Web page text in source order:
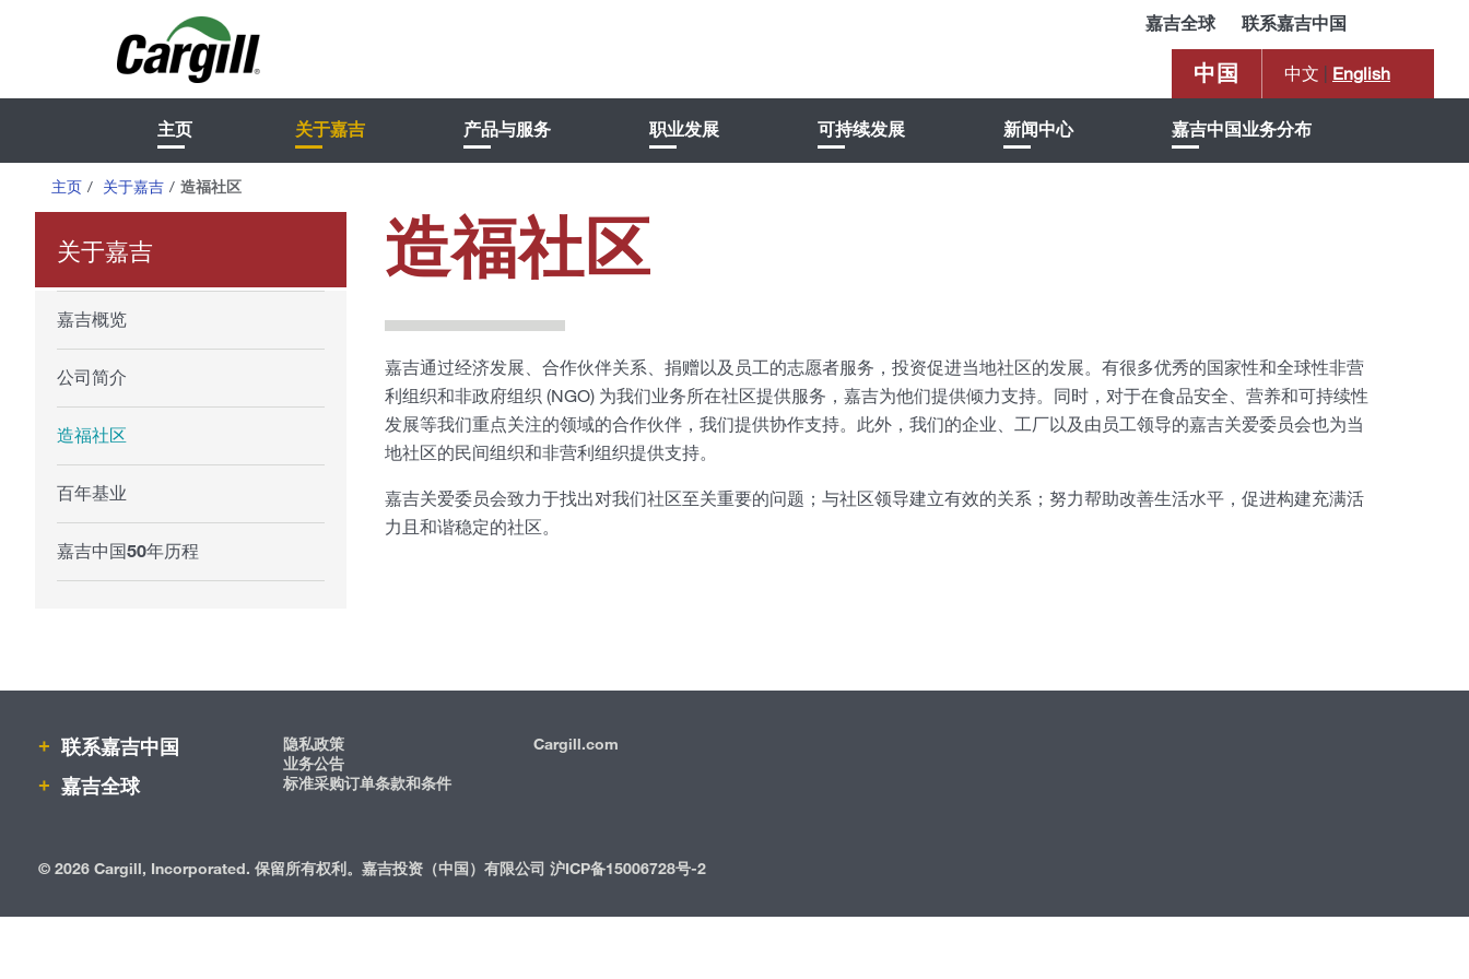
主页 关于嘉吉 产品与服务 职业发展 可持续发展 新闻中心 嘉吉中国业务分布
嘉吉全球 联系嘉吉中国
中国 中文 | English
主页 / 关于嘉吉 / 造福社区
关于嘉吉
嘉吉概览
公司简介
造福社区
百年基业
嘉吉中国50年历程
造福社区
嘉吉通过经济发展、合作伙伴关系、捐赠以及员工的志愿者服务，投资促进当地社区的发展。有很多优秀的国家性和全球性非营
利组织和非政府组织 (NGO) 为我们业务所在社区提供服务，嘉吉为他们提供倾力支持。同时，对于在食品安全、营养和可持续性
发展等我们重点关注的领域的合作伙伴，我们提供协作支持。此外，我们的企业、工厂以及由员工领导的嘉吉关爱委员会也为当
地社区的民间组织和非营利组织提供支持。
嘉吉关爱委员会致力于找出对我们社区至关重要的问题；与社区领导建立有效的关系；努力帮助改善生活水平，促进构建充满活
力且和谐稳定的社区。
联系嘉吉中国
嘉吉全球
隐私政策
业务公告
标准采购订单条款和条件
Cargill.com
© 2026 Cargill, Incorporated. 保留所有权利。嘉吉投资（中国）有限公司 沪ICP备15006728号-2